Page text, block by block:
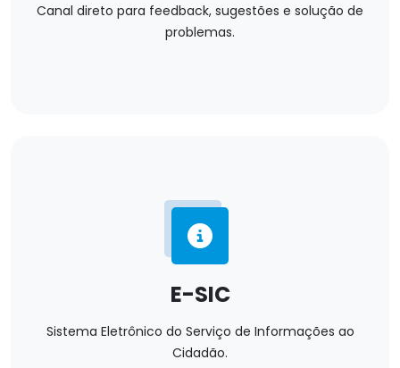
Canal direto para feedback, sugestões e solução de
problemas.
E-SIC
Sistema Eletrônico do Serviço de Informações ao
Cidadão.